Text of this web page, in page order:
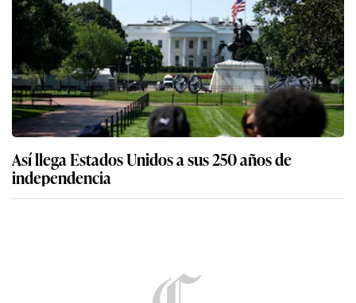
Así llega Estados Unidos a sus 250 años de
independencia